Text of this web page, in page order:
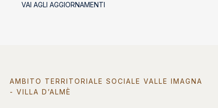
VAI AGLI AGGIORNAMENTI
AMBITO TERRITORIALE SOCIALE VALLE IMAGNA
- VILLA D’ALMÈ